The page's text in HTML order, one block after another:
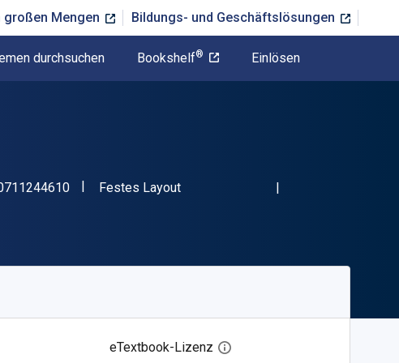
großen Mengen Bildungs- und Geschäftslösungen
durchsuchen Bookshelf® Einlösen
"ISBN-13 9780711244610"
Format
Festes Layout
eTextbook-Lizenz Digitalen Lizenzdialog öffnen